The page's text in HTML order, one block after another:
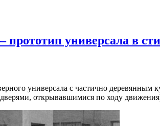
универсала в
универсала с частично деревянным
открывавшимися по ходу